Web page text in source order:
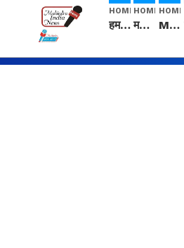
HOME
हम सनातनी..." सांसद kangana Ranaut से क्या बोली लड़की? Viral Jantar-Mantar | CJP protest
HOME
मनीषा हत्याकांड: हत्या, आत्महत्या या कोई बड़ा राज? | Full Story | Josh Haryana
HOME
Mangalsutra: हिंदू धर्म में शादी के बाद मंगलसूत्र क्यों पहनती है महिलाएं, किसने शुरु की ये परंपरा